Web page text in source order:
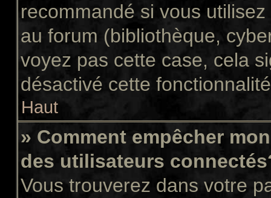
recommandé si vous
au forum (bibliothèque,
voyez pas cette case, cela
désactivé cette
Haut
» Comment empêcher
des utilisateurs
Vous trouverez dans votre